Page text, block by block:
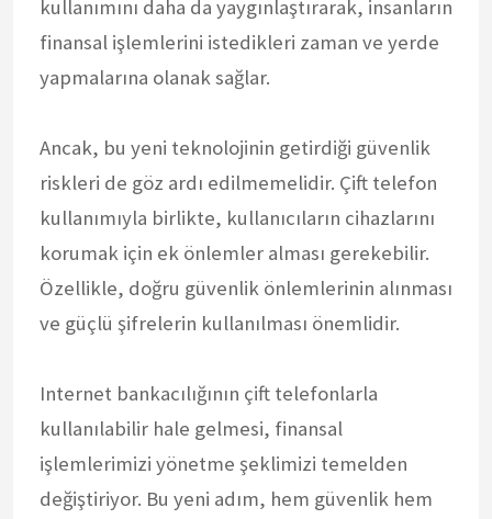
kullanımını daha da yaygınlaştırarak, insanların
finansal işlemlerini istedikleri zaman ve yerde
yapmalarına olanak sağlar.
Ancak, bu yeni teknolojinin getirdiği güvenlik
riskleri de göz ardı edilmemelidir. Çift telefon
kullanımıyla birlikte, kullanıcıların cihazlarını
korumak için ek önlemler alması gerekebilir.
Özellikle, doğru güvenlik önlemlerinin alınması
ve güçlü şifrelerin kullanılması önemlidir.
Internet bankacılığının çift telefonlarla
kullanılabilir hale gelmesi, finansal
işlemlerimizi yönetme şeklimizi temelden
değiştiriyor. Bu yeni adım, hem güvenlik hem